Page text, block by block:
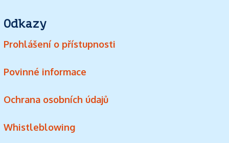
Odkazy
Prohlášení o přístupnosti
Povinné informace
Ochrana osobních údajů
Whistleblowing